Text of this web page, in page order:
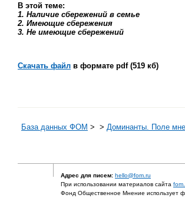
В этой теме:
1. Наличие сбережений в семье
2. Имеющие сбережения
3. Не имеющие сбережений
Скачать файл в формате pdf (519 кб)
База данных ФОМ > > Доминанты. Поле
Адрес для писем: hello@fom.ru
При использовании материалов сайта
Фонд Общественное Мнение использует